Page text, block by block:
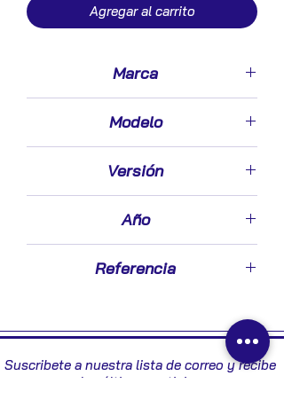
Agregar al carrito
Marca
Modelo
Versión
Diesel]
Año
Referencia
Suscribete a nuestra lista de correo y recibe
las últimas noticias